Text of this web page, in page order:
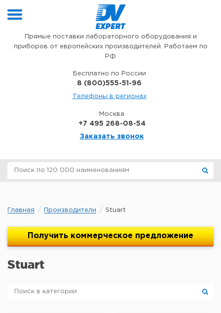
Прямые поставки лабораторного оборудования и
приборов от европейских производителей. Работаем по
РФ
Бесплатно по России
8 (800)555-51-96
Телефоны в регионах
Москва
+7 495 268-08-54
Заказать звонок
Главная Производители Stuart
Получить коммерческое предложение
Stuart